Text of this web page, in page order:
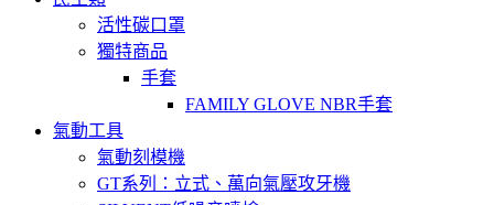
活性碳口罩
獨特商品
手套
FAMILY GLOVE NBR手套
氣動工具
氣動刻模機
GT系列：立式、萬向氣壓攻牙機